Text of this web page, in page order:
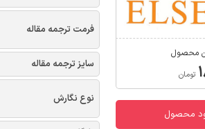
محصول
تومان
محصول
فرمت ترجمه مقاله
سایز ترجمه مقاله
نوع نگارش